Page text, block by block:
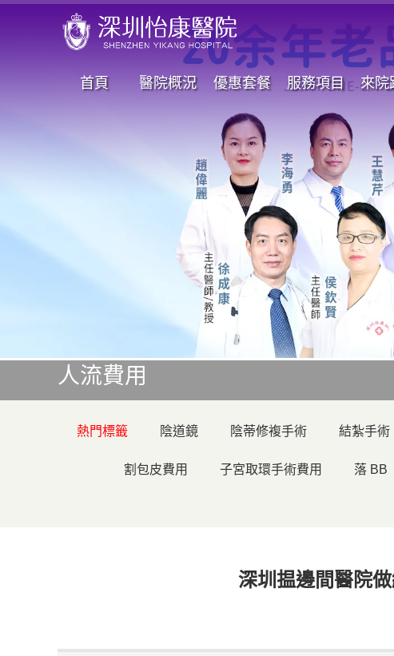
首頁 醫院概況 優惠套餐 服務項目 來院
人流費用
熱門標籤 陰道鏡 陰蒂修複手術 結紮手術
割包皮費用 子宮取環手術費用 落 BB
深圳揾邊間醫院